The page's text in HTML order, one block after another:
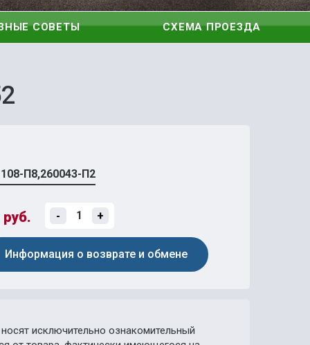
СОВЕТЫ СХЕМА ПРОЕЗДА
П8,260043-П2
руб. - +
Информация о возврате и обмене
исключительно ознакомительный